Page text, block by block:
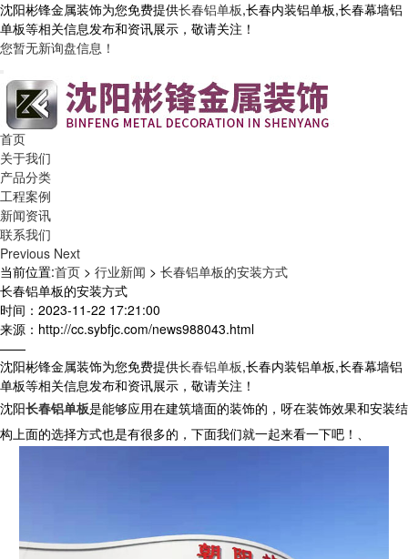
沈阳彬锋金属装饰为您免费提供长春铝单板,长春内装铝单板,长春幕墙铝
单板等相关信息发布和资讯展示，敬请关注！
您暂无新询盘信息！
首页
关于我们
产品分类
工程案例
新闻资讯
联系我们
Previous Next
当前位置:首页 > 行业新闻 > 长春铝单板的安装方式
长春铝单板的安装方式
时间：2023-11-22 17:21:00
来源：http://cc.sybfjc.com/news988043.html
——
沈阳彬锋金属装饰为您免费提供长春铝单板,长春内装铝单板,长春幕墙铝
单板等相关信息发布和资讯展示，敬请关注！
沈阳长春铝单板是能够应用在建筑墙面的装饰的，呀在装饰效果和安装结
构上面的选择方式也是有很多的，下面我们就一起来看一下吧！、